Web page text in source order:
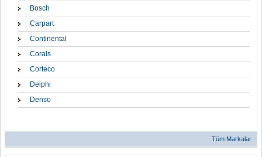
Bosch
Carpart
Continental
Corals
Corteco
Delphi
Denso
Tüm Markalar